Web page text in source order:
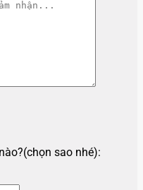
sao nhé):